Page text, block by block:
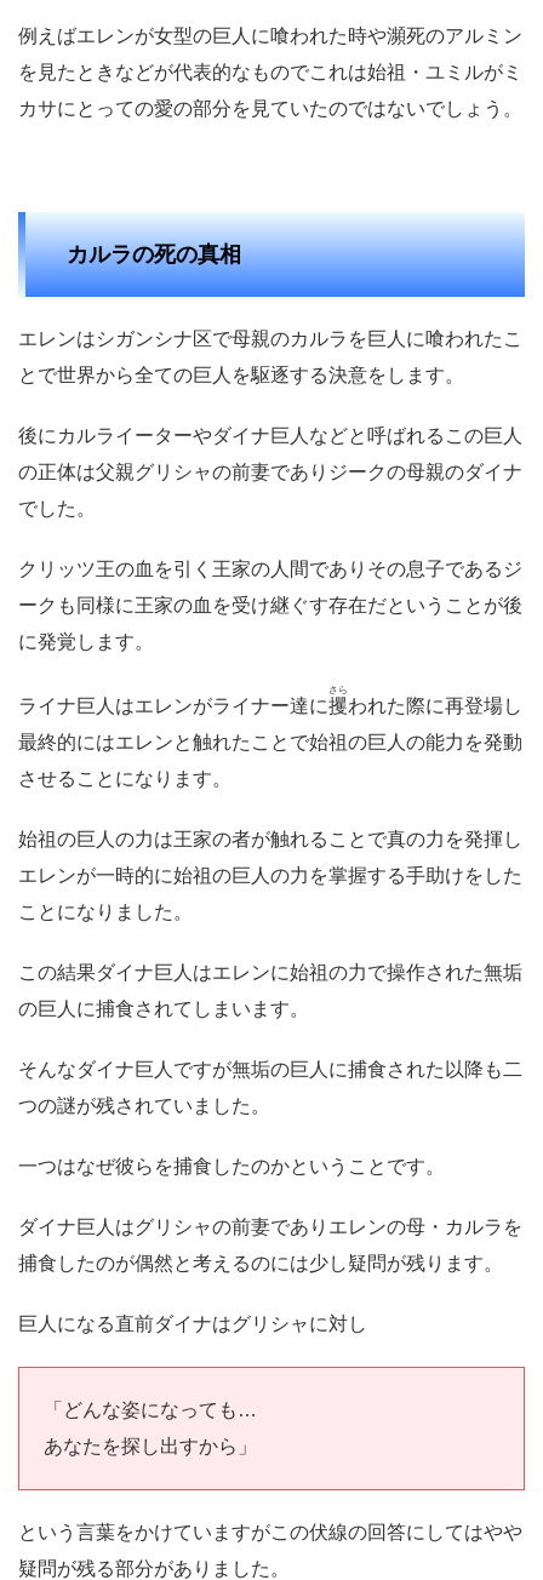
例えばエレンが女型の巨人に喰われた時や瀕死のアルミン
を見たときなどが代表的なものでこれは始祖・ユミルがミ
カサにとっての愛の部分を見ていたのではないでしょう。
カルラの死の真相
エレンはシガンシナ区で母親のカルラを巨人に喰われたこ
とで世界から全ての巨人を駆逐する決意をします。
後にカルライーターやダイナ巨人などと呼ばれるこの巨人
の正体は父親グリシャの前妻でありジークの母親のダイナ
でした。
クリッツ王の血を引く王家の人間でありその息子であるジ
ークも同様に王家の血を受け継ぐす存在だということが後
に発覚します。
ライナ巨人はエレンがライナー達に攫
さら
われた際に再登場し
最終的にはエレンと触れたことで始祖の巨人の能力を発動
させることになります。
始祖の巨人の力は王家の者が触れることで真の力を発揮し
エレンが一時的に始祖の巨人の力を掌握する手助けをした
ことになりました。
この結果ダイナ巨人はエレンに始祖の力で操作された無垢
の巨人に捕食されてしまいます。
そんなダイナ巨人ですが無垢の巨人に捕食された以降も二
つの謎が残されていました。
一つはなぜ彼らを捕食したのかということです。
ダイナ巨人はグリシャの前妻でありエレンの母・カルラを
捕食したのが偶然と考えるのには少し疑問が残ります。
巨人になる直前ダイナはグリシャに対し
「どんな姿になっても…
あなたを探し出すから」
という言葉をかけていますがこの伏線の回答にしてはやや
疑問が残る部分がありました。